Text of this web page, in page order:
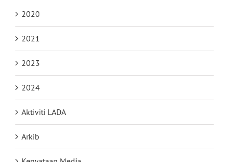
2020
2021
2023
2024
Aktiviti LADA
Arkib